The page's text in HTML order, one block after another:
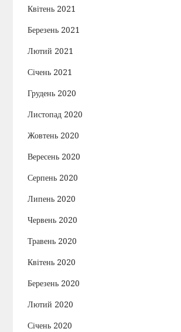
Квітень 2021
Березень 2021
Лютий 2021
Січень 2021
Грудень 2020
Листопад 2020
Жовтень 2020
Вересень 2020
Серпень 2020
Липень 2020
Червень 2020
Травень 2020
Квітень 2020
Березень 2020
Лютий 2020
Січень 2020